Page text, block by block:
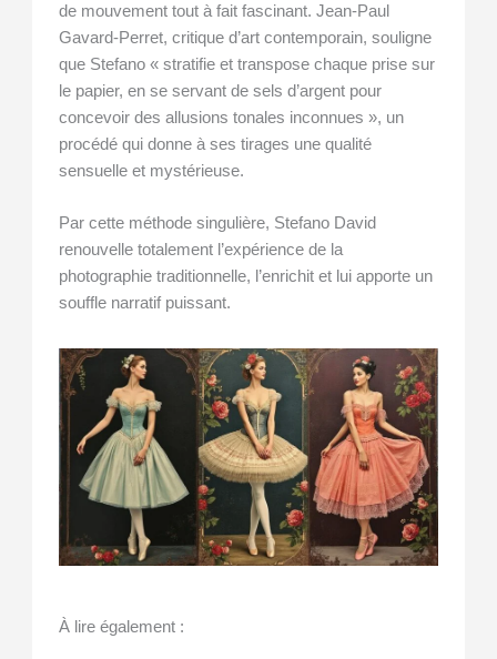
de mouvement tout à fait fascinant. Jean-Paul
Gavard-Perret, critique d’art contemporain, souligne
que Stefano « stratifie et transpose chaque prise sur
le papier, en se servant de sels d’argent pour
concevoir des allusions tonales inconnues », un
procédé qui donne à ses tirages une qualité
sensuelle et mystérieuse.
Par cette méthode singulière, Stefano David
renouvelle totalement l’expérience de la
photographie traditionnelle, l’enrichit et lui apporte un
souffle narratif puissant.
À lire également :